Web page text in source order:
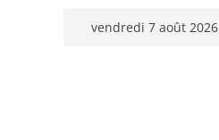
Passervendredi 7 août 2026